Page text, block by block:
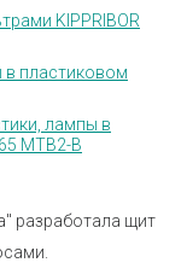
KIPPRIBOR
в пластиковом
лампы в
MTB2-B
разработала щит